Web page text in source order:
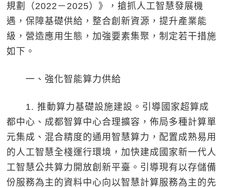
規劃（2022－2025）》，搶抓人工智慧發展機
遇，保障基礎供給，整合創新資源，提升產業能
級，營造應用生態，加強要素集聚，制定若干措施
如下。
一、強化智能算力供給
1. 推動算力基礎設施建設。引導國家超算成
都中心、成都智算中心合理擴容，佈局多種計算單
元集成、混合精度的通用智慧算力，配置成熟易用
的人工智慧全棧運行環境，加快建成國家新一代人
工智慧公共算力開放創新平臺。引導現有以存儲備
份服務為主的資料中心向以智慧計算服務為主的先